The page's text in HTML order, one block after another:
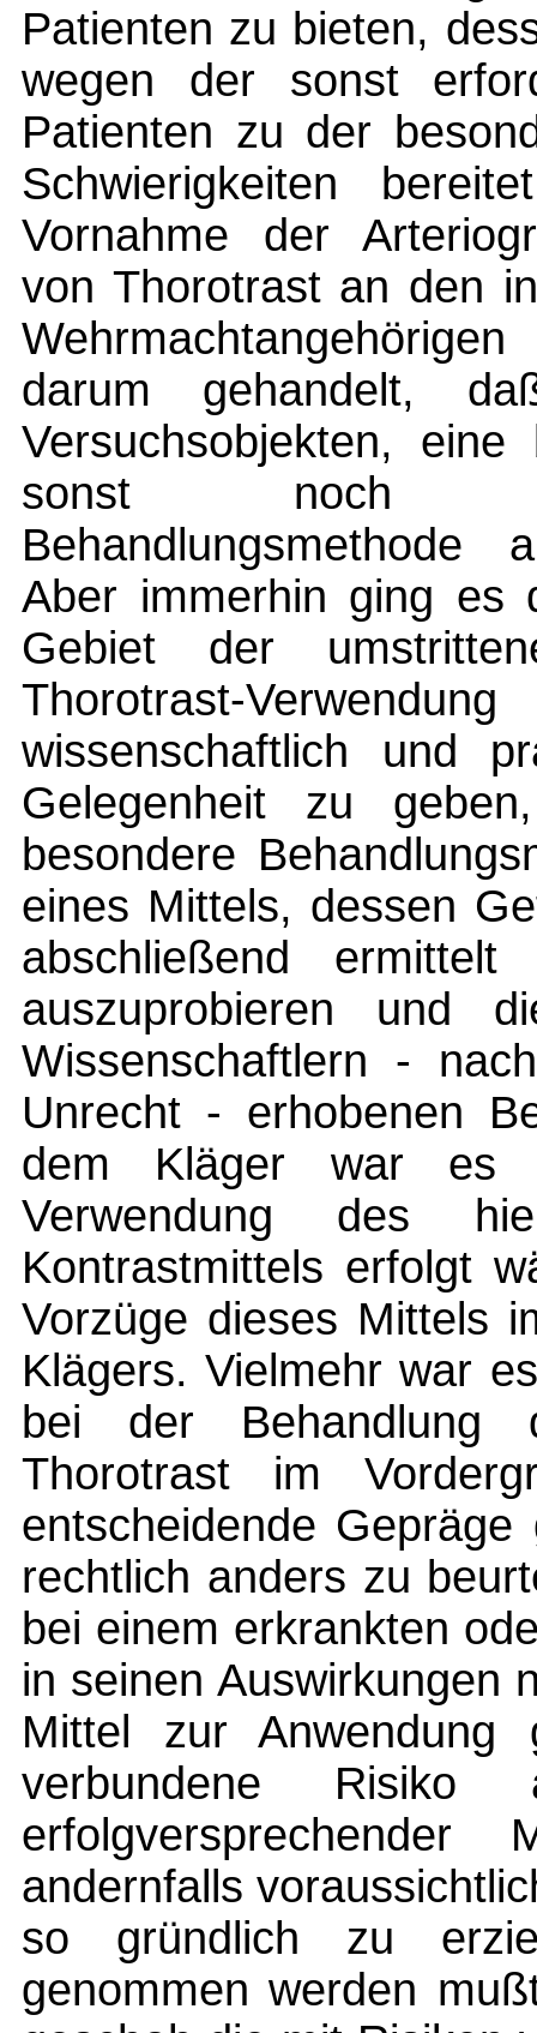
Patienten zu bieten,
wegen der sonst
Patienten zu der
Schwierigkeiten
Vornahme der
von Thorotrast an den
darum gehandelt,
Versuchsobjekten,
sonst noch
Behandlungsmethode
Aber immerhin ging es
Gebiet der
Thorotrast-
wissenschaftlich und
Gelegenheit zu
besondere
eines Mittels, dessen
abschließend
auszuprobieren und
Wissenschaftlern -
Unrecht - erhobenen
dem Kläger war
Verwendung des
Kontrastmittels erfolgt
Vorzüge dieses Mittels
Klägers. Vielmehr war
bei der Behandlung
Thorotrast im
entscheidende
rechtlich anders zu
bei einem erkrankten
in seinen Auswirkungen
Mittel zur Anwendung
verbundene Risiko
andernfalls
so gründlich zu
genommen werden